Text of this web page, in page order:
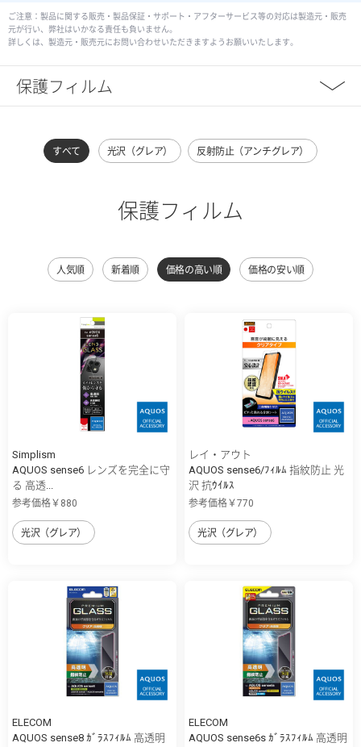
ご注意：製品に関する販売・製品保証・サポート・アフターサービス等の対応は製造元・販売
元が行い、弊社はいかなる責任も負いません。
詳しくは、製造元・販売元にお問い合わせいただきますようお願いいたします。
保護フィルム
すべて 光沢（グレア） 反射防止（アンチグレア）
保護フィルム
人気順 新着順 価格の高い順 価格の安い順
Simplism
AQUOS sense6 レンズを完全に守
る 高透...
参考価格￥880
光沢（グレア）
レイ・アウト
AQUOS sense6/ﾌｨﾙﾑ 指紋防止 光
沢 抗ｳｲﾙｽ
参考価格￥770
光沢（グレア）
ELECOM
AQUOS sense8 ｶﾞﾗｽﾌｨﾙﾑ 高透明
ELECOM
AQUOS sense6s ｶﾞﾗｽﾌｨﾙﾑ 高透明